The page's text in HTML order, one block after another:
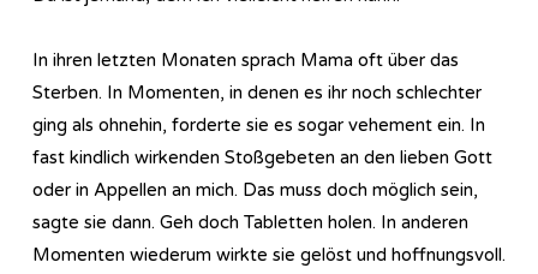
In ihren letzten Monaten sprach Mama oft über das
Sterben. In Momenten, in denen es ihr noch schlechter
ging als ohnehin, forderte sie es sogar vehement ein. In
fast kindlich wirkenden Stoßgebeten an den lieben Gott
oder in Appellen an mich. Das muss doch möglich sein,
sagte sie dann. Geh doch Tabletten holen. In anderen
Momenten wiederum wirkte sie gelöst und hoffnungsvoll.